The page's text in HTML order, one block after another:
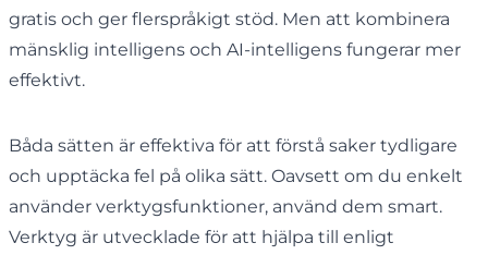
gratis och ger flerspråkigt stöd. Men att kombinera
mänsklig intelligens och AI-intelligens fungerar mer
effektivt.
Båda sätten är effektiva för att förstå saker tydligare
och upptäcka fel på olika sätt. Oavsett om du enkelt
använder verktygsfunktioner, använd dem smart.
Verktyg är utvecklade för att hjälpa till enligt